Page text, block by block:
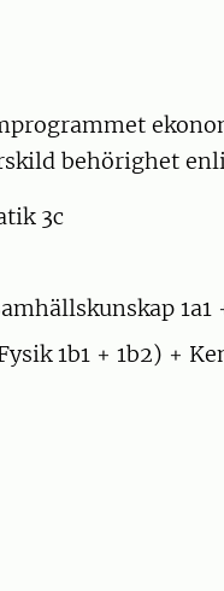
behörighet
3c
1a1
1b1 + 1b2) +